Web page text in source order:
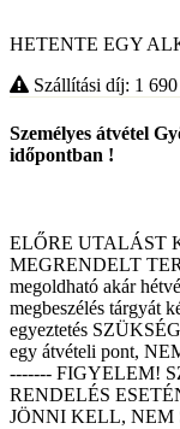
HETENTE EGY
Szállítási díj: 1 690
Személyes átvétel
időpontban !
ELŐRE UTALÁST
MEGRENDELT
megoldható akár
megbeszélés tárgyát
egyeztetés
egy átvételi pont,
------- FIGYELEM!
RENDELÉS
JÖNNI KELL,